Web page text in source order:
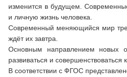
изменится в будущем.
и личную жизнь человека.
Современный меняющийся мир
ждёт их завтра.
Основным направлением новых
развиваться и совершенствоваться
В соответствии с ФГОС